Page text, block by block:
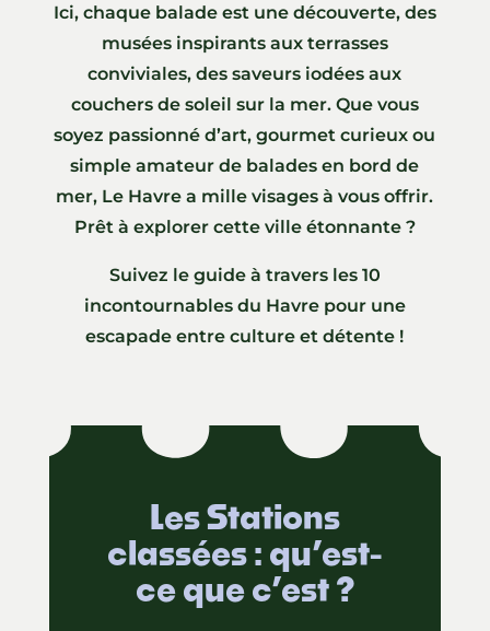
Ici, chaque balade est une découverte, des
musées inspirants aux terrasses
conviviales, des saveurs iodées aux
couchers de soleil sur la mer. Que vous
soyez passionné d’art, gourmet curieux ou
simple amateur de balades en bord de
mer, Le Havre a mille visages à vous offrir.
Prêt à explorer cette ville étonnante ?
Suivez le guide à travers les 10
incontournables du Havre pour une
escapade entre culture et détente !
Les Stations
classées : qu’est-
ce que c’est ?